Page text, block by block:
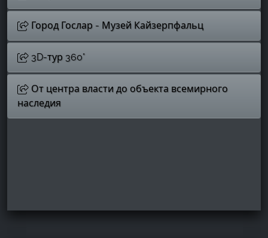
Город Гослар - Музей Кайзерпфальц
3D-тур 360°
От центра власти до объекта всемирного
наследия